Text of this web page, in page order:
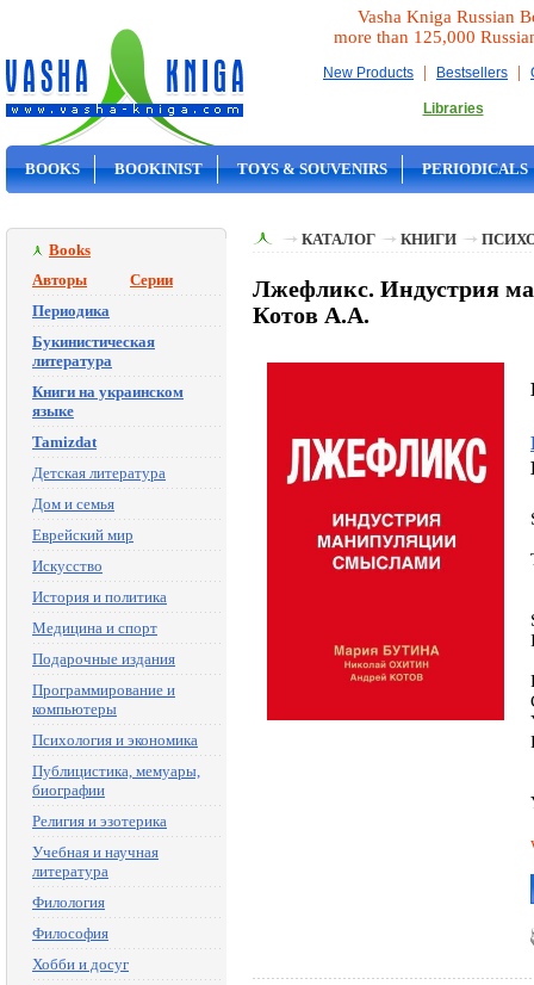
Vasha Kniga Russian
more than 125,000
New Products | Bestsellers |
Libraries
BOOKS BOOKINIST TOYS & SOUVENIRS PERIODICALS
Books
Авторы
Серии
Периодика
Букинистическая
литература
Книги на украинском
языке
Tamizdat
Детская литература
Дом и семья
Еврейский мир
Искусство
История и политика
Медицина и спорт
Подарочные издания
Программирование и
компьютеры
Психология и экономика
Публицистика, мемуары,
биографии
Религия и эзотерика
Учебная и научная
литература
Филология
Философия
Хобби и досуг
КАТАЛОГ КНИГИ
Лжефликс. Индустрия
Котов А.А.